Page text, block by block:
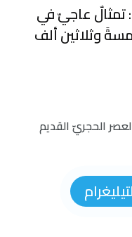
تمثالٌ عاجيّ في
وثلاثين ألف
الحجريّ القديم